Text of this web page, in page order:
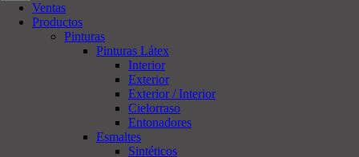
Ventas
Productos
Pinturas
Pinturas Látex
Interior
Exterior
Exterior / Interior
Cielorraso
Entonadores
Esmaltes
Sintéticos